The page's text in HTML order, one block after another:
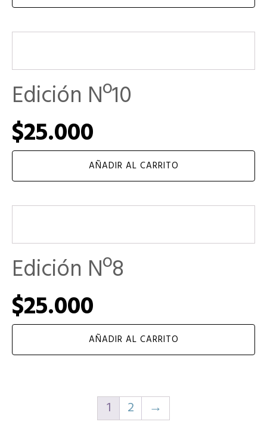
Edición Nº10
$25.000
AÑADIR AL CARRITO
Edición Nº8
$25.000
AÑADIR AL CARRITO
1 2 →